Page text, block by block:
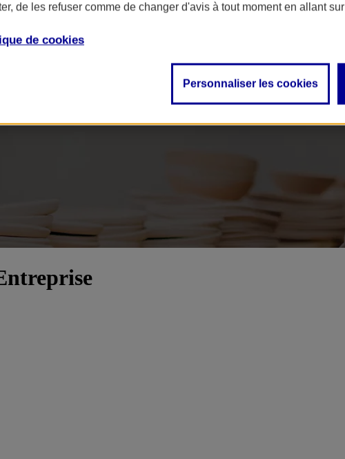
de les refuser comme de changer d'avis à tout moment en allant sur
de cookies
Personnaliser les cookies